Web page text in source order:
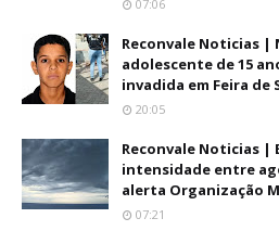
07:06
Reconvale Noticias |
adolescente de 15
invadida em Feira de
20:05
Reconvale Noticias
intensidade entre
alerta Organização
07:21